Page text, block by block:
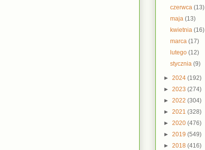
czerwca(13)
maja(13)
kwietnia(16)
marca(17)
lutego(12)
stycznia(9)
► 2024 (192)
► 2023 (274)
► 2022 (304)
► 2021 (328)
► 2020 (476)
► 2019 (549)
► 2018 (416)